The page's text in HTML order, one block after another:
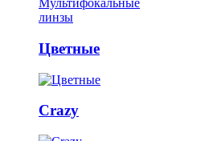
Цветные
Crazy